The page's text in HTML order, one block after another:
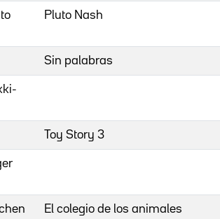
Pluto Nash
Sin palabras
Toy Story 3
El colegio de los animales